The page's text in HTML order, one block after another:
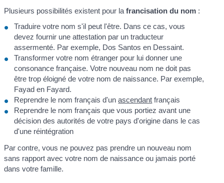
Plusieurs possibilités existent pour lafrancisation du nom :
Traduire votre nom s'il peut l'être. Dans ce cas, vous
devez fournir une attestation par un traducteur
assermenté. Par exemple, Dos Santos en Dessaint.
Transformer votre nom étranger pour lui donner une
consonance française. Votre nouveau nom ne doit pas
être trop éloigné de votre nom de naissance. Par exemple,
Fayad en Fayard.
Reprendre le nom français d'unascendant français
Reprendre le nom français que vous portiez avant une
décision des autorités de votre pays d'origine dans le cas
d'une réintégration
Par contre, vous ne pouvez pas prendre un nouveau nom
sans rapport avec votre nom de naissance ou jamais porté
dans votre famille.